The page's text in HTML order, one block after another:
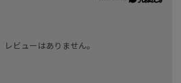
レビューはありません。